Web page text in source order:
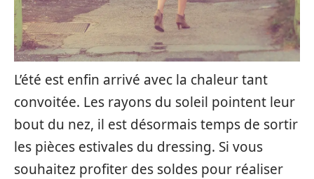
L’été est enfin arrivé avec la chaleur tant
convoitée. Les rayons du soleil pointent leur
bout du nez, il est désormais temps de sortir
les pièces estivales du dressing. Si vous
souhaitez profiter des soldes pour réaliser